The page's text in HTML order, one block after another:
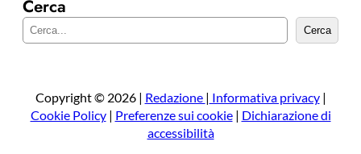
Cerca
e
a
Cerca
Copyright © 2026 | Redazione | Informativa privacy|
Cookie Policy| Preferenze sui cookie| Dichiarazione di
accessibilità